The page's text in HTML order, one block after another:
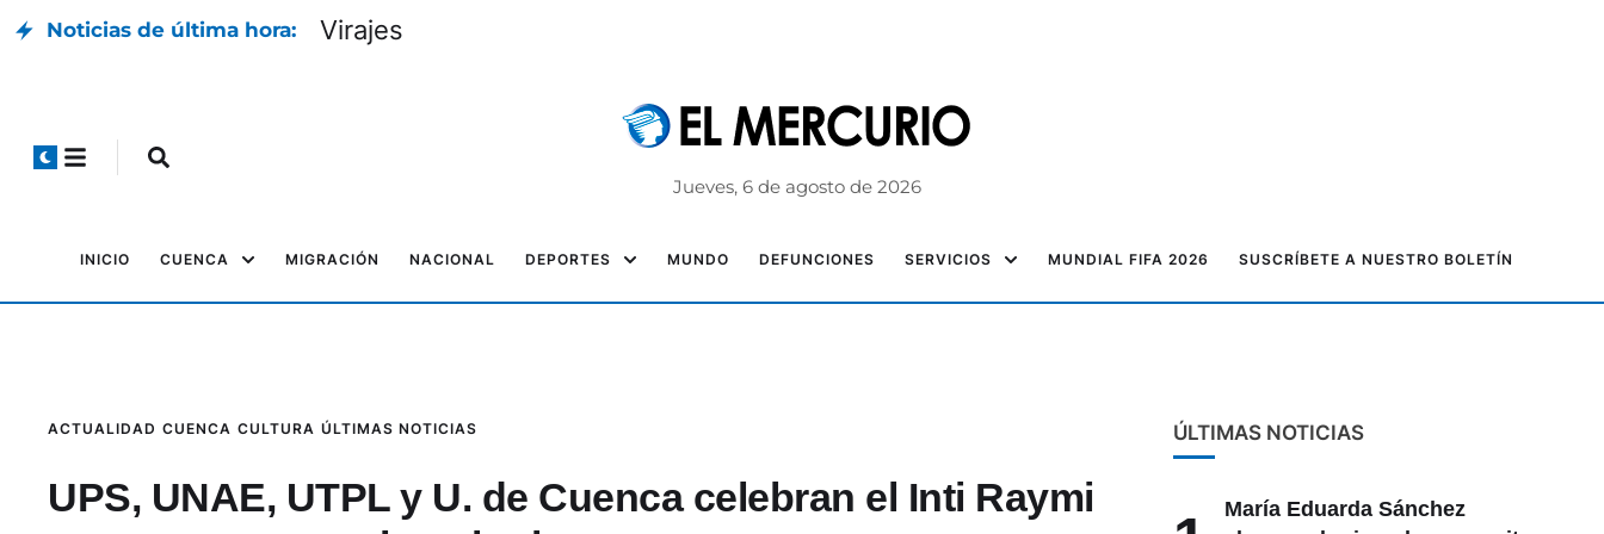
Noticias de última hora: Virajes
Jueves, 6 de agosto de 2026
INICIO CUENCA MIGRACIÓN NACIONAL DEPORTES MUNDO DEFUNCIONES SERVICIOS MUNDIAL FIFA 2026 SUSCRÍBETE A NUESTRO BOLETÍN
ACTUALIDAD CUENCA CULTURA ÚLTIMAS NOTICIAS
UPS, UNAE, UTPL y U. de Cuenca celebran el Inti Raymi
ÚLTIMAS NOTICIAS
María Eduarda Sánchez